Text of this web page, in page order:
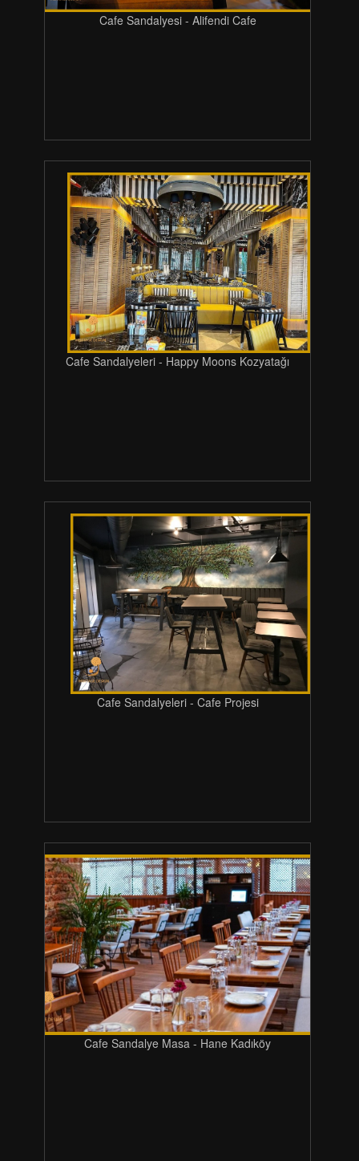
Cafe Sandalyesi - Alifendi Cafe
Cafe Sandalyeleri - Happy Moons Kozyatağı
Cafe Sandalyeleri - Cafe Projesi
Cafe Sandalye Masa - Hane Kadıköy